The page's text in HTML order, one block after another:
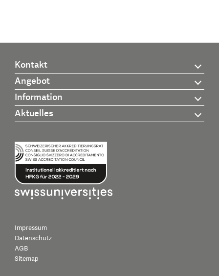
Kontakt
Angebot
Information
Aktuelles
Impressum
Datenschutz
AGB
Sitemap